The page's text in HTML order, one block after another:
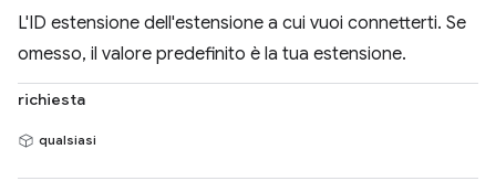
L'ID estensione dell'estensione a cui vuoi connetterti. Se
omesso, il valore predefinito è la tua estensione.
richiesta
qualsiasi